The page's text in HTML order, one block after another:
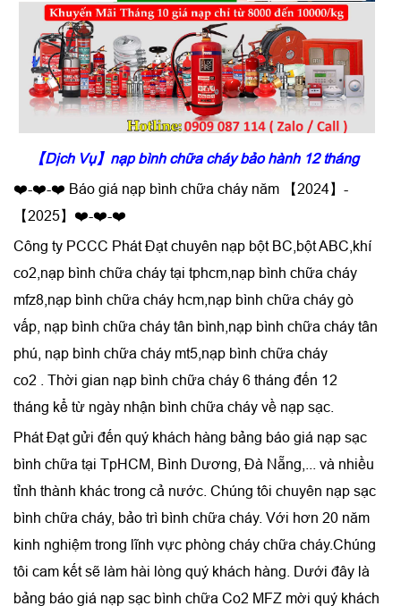
【Dịch Vụ】nạp bình chữa cháy bảo hành 12 tháng
❤️-❤️-❤️ Báo giá nạp bình chữa cháy năm 【2024】-
【2025】❤️-❤️-❤️
Công ty PCCC Phát Đạt chuyên nạp bột BC,bột ABC,khí
co2 nạp bình chữa cháy tại tphcm nạp bình chữa cháy
mfz8 nạp bình chữa cháy hcm nạp bình chữa cháy gò
vấp nạp bình chữa cháy tân bình nạp bình chữa cháy tân
phú nạp bình chữa cháy mt5 nạp bình chữa cháy
co2 . Thời gian nạp bình chữa cháy 6 tháng đến 12
tháng kể từ ngày nhận bình chữa cháy về nạp sạc.
Phát Đạt gửi đến quý khách hàng bảng báo giá nạp sạc
bình chữa tại TpHCM, Bình Dương, Đà Nẵng,... và nhiều
tỉnh thành khác trong cả nước. Chúng tôi chuyên nạp sạc
bình chữa cháy, bảo trì bình chữa cháy. Với hơn 20 năm
kinh nghiệm trong lĩnh vực phòng cháy chữa cháy.Chúng
tôi cam kết sẽ làm hài lòng quý khách hàng. Dưới đây là
bảng báo giá nạp sạc bình chữa Co2 MFZ mời quý khách